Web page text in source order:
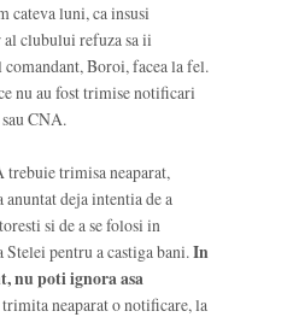
cateva luni, ca insusi
clubului refuza sa ii
comandant, Boroi, facea la fel.
nu au fost trimise notificari
CNA.
trimisa neaparat,
anuntat deja intentia de a
si de a se folosi in
pentru a castiga bani.In
nu poti ignora asa
trimita neaparat o notificare, la